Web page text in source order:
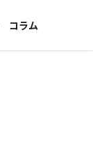
コラム
インタビュー